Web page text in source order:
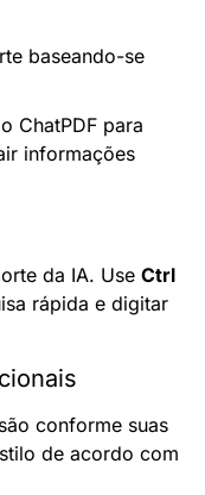
baseando-se
ChatPDF para
informações
da IA. Use Ctrl
rápida e digitar
conforme suas
de acordo com